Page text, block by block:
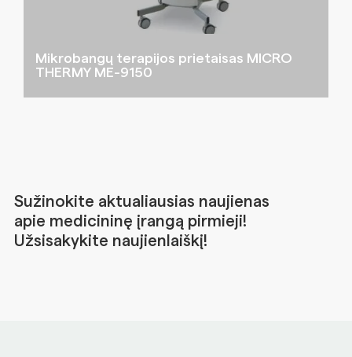
Mikrobangų terapijos prietaisas MICRO
THERMY ME-9150
Sužinokite aktualiausias naujienas
apie medicininę įrangą pirmieji!
Užsisakykite naujienlaiškį!